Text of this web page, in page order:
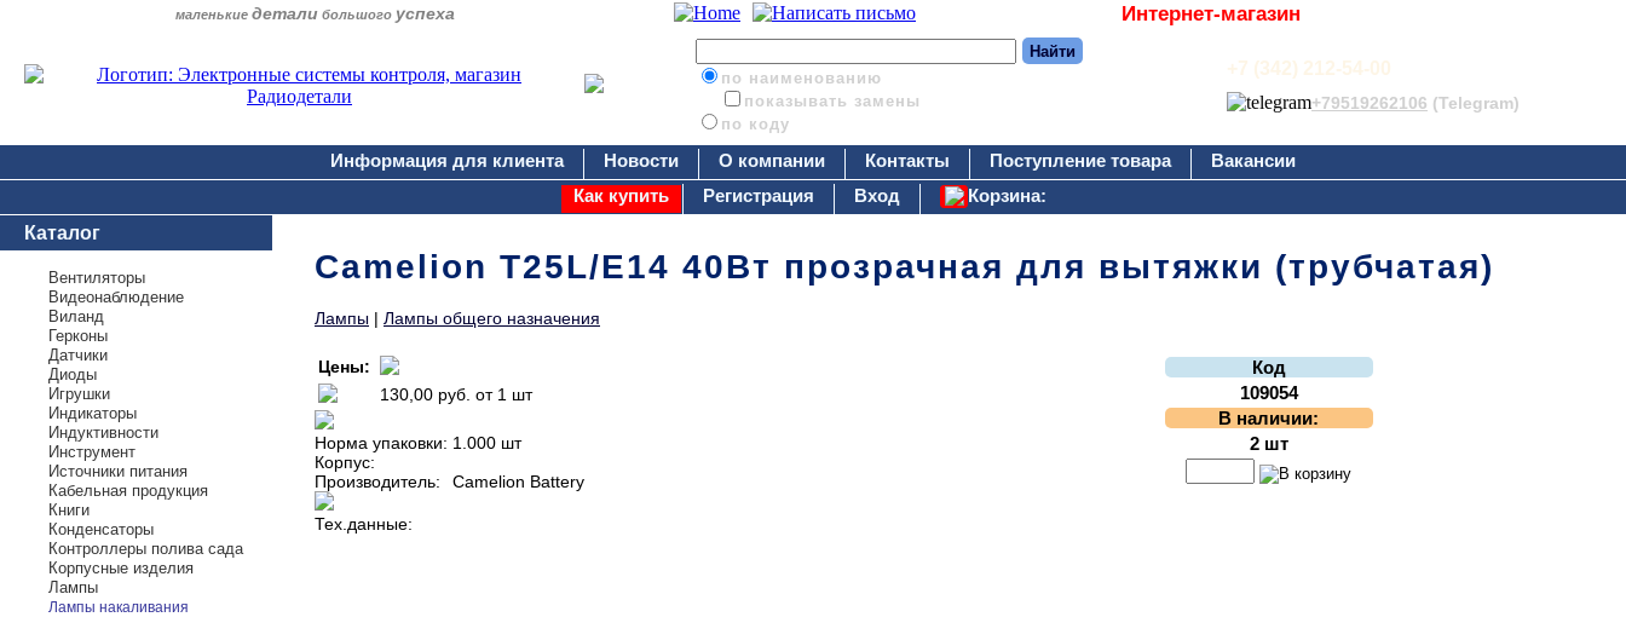
маленькие детали большого успеха Интернет-магазин
по наименованию
показывать замены
по коду
+7 (342) 212-54-00
+79519262106 (Telegram)
Информация для клиента Новости О компании Контакты Поступление товара
Вакансии
Как купить
Регистрация Вход
Корзина:
Каталог
Вентиляторы
Видеонаблюдение
Виланд
Герконы
Датчики
Диоды
Игрушки
Индикаторы
Индуктивности
Инструмент
Источники питания
Кабельная продукция
Книги
Конденсаторы
Контроллеры полива сада
Корпусные изделия
Лампы
Лампы накаливания
Camelion T25L/E14 40Вт прозрачная для вытяжки (трубчатая)
Лампы | Лампы общего назначения
Цены:
130,00 руб. от 1 шт
Норма упаковки: 1.000 шт
Корпус:
Производитель:
Camelion Battery
Тех.данные:
Код
109054
В наличии:
2 шт